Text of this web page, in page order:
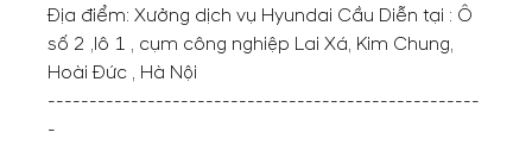
Địa điểm: Xưởng dịch vụ Hyundai Cầu Diễn tại : Ô
số 2 ,lô 1 , cụm công nghiệp Lai Xá, Kim Chung,
Hoài Đức , Hà Nội
----------------------------------------------------
-